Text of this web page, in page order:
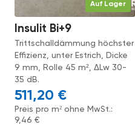
Auf Lager
Insulit Bi+9
Trittschalldämmung höchster
Effizienz, unter Estrich, Dicke
9 mm, Rolle 45 m², ΔLw 30-
35 dB.
511,20 €
Preis pro m² ohne MwSt.:
9,46€